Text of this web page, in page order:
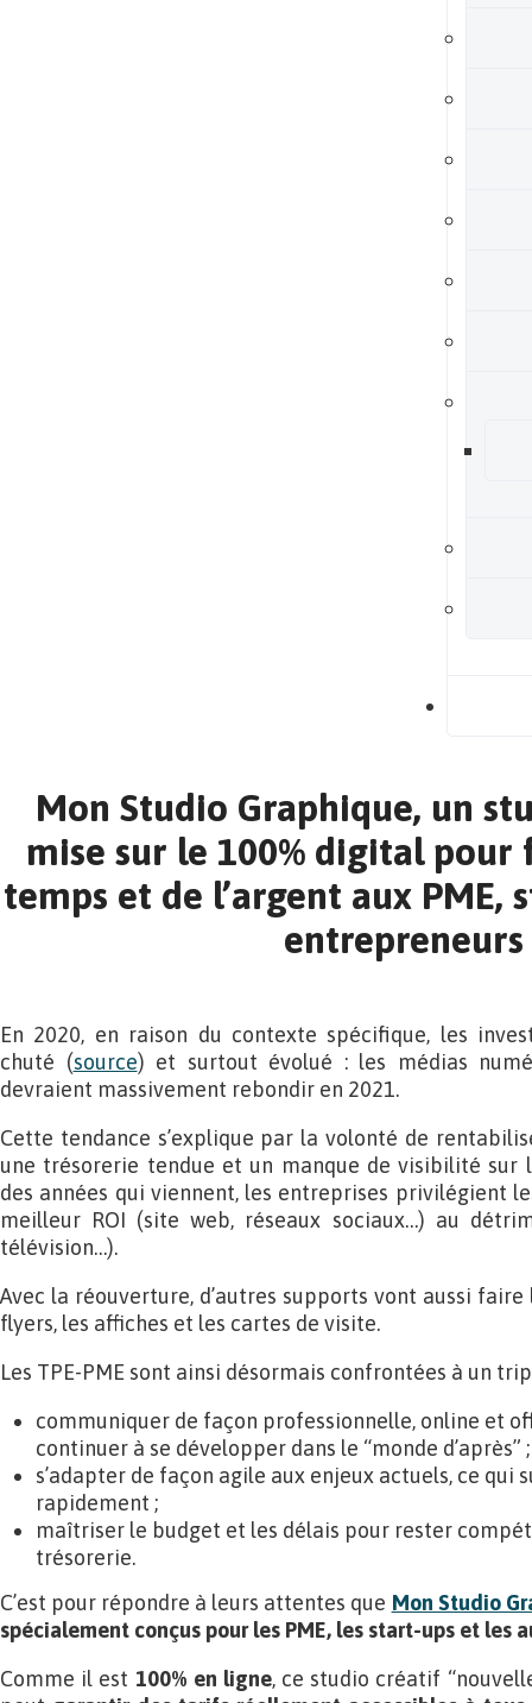
Mon Studio Graphique, un
mise sur le 100% digital pour
temps et de l’argent aux PME,
entrepreneurs
En 2020, en raison du contexte spécifique, les
chuté (source) et surtout évolué : les médias
devraient massivement rebondir en 2021.
Cette tendance s’explique par la volonté de
une trésorerie tendue et un manque de visibilité sur
des années qui viennent, les entreprises privilégient
meilleur ROI (site web, réseaux sociaux…) au
télévision…).
Avec la réouverture, d’autres supports vont aussi
flyers, les affiches et les cartes de visite.
Les TPE-PME sont ainsi désormais confrontées à un
communiquer de façon professionnelle, online et
continuer à se développer dans le “monde d’après” ;
s’adapter de façon agile aux enjeux actuels, ce qui
rapidement ;
maîtriser le budget et les délais pour rester
trésorerie.
C’est pour répondre à leurs attentes que Mon Studio
spécialement conçus pour les PME, les start-ups et les
Comme il est 100% en ligne, ce studio créatif